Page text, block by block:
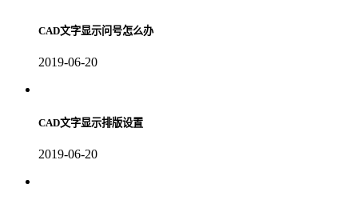
CAD文字显示问号怎么办
2019-06-20
CAD文字显示排版设置
2019-06-20